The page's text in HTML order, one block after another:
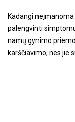
Kadangi
palengvinti
namų gynimo
karščiavimo, nes jie